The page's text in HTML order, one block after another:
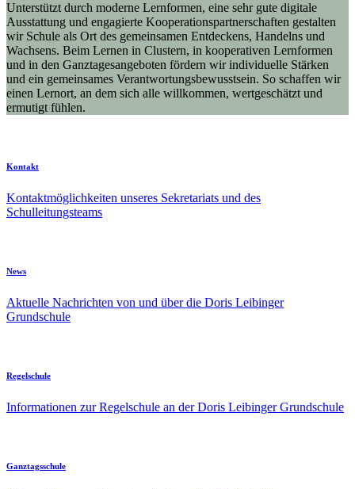
Unterstützt durch moderne Lernformen, eine sehr gute digitale
Ausstattung und engagierte Kooperationspartnerschaften gestalten
wir Schule als Ort des gemeinsamen Entdeckens, Handelns und
Wachsens. Beim Lernen in Clustern, in kooperativen Lernformen
und in den Ganztagesangeboten fördern wir individuelle Stärken
und ein gemeinsames Verantwortungsbewusstsein. So schaffen wir
einen Lernort, an dem sich alle willkommen, wertgeschätzt und
ermutigt fühlen.
Kontakt
Kontaktmöglichkeiten unseres Sekretariats und des
Schulleitungsteams
News
Aktuelle Nachrichten von und über die Doris Leibinger
Grundschule
Regelschule
Informationen zur Regelschule an der Doris Leibinger Grundschule
Ganztagsschule